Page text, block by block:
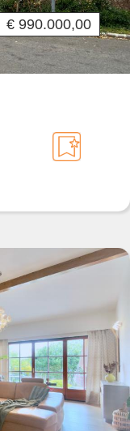
€ 990.000,00